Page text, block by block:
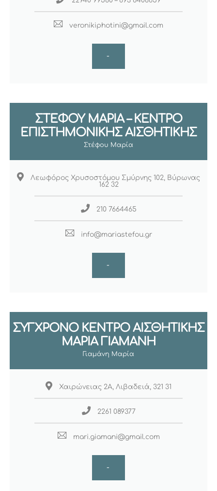
veronikiphotini@gmail.com
-
ΣΤΕΦΟΥ ΜΑΡΙΑ – ΚΕΝΤΡΟ
ΕΠΙΣΤΗΜΟΝΙΚΗΣ ΑΙΣΘΗΤΙΚΗΣ
Στέφου Μαρία
Λεωφόρος Χρυσοστόμου Σμύρνης 102, Βύρωνας
162 32
210 7664465
info@mariastefou.gr
-
ΣΥΓΧΡΟΝΟ ΚΕΝΤΡΟ ΑΙΣΘΗΤΙΚΗΣ
ΜΑΡΙΑ ΓΙΑΜΑΝΗ
Γιαμάνη Μαρία
Χαιρώνειας 2Α, Λιβαδειά, 321 31
2261 089377
mari.giamani@gmail.com
-